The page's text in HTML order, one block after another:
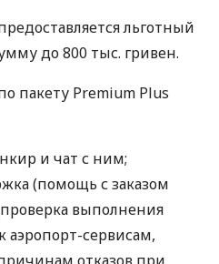
льготный
до 800 тыс. гривен.
пакету Premium Plus
и чат с ним;
(помощь с заказом
выполнения
аэропорт-сервисам,